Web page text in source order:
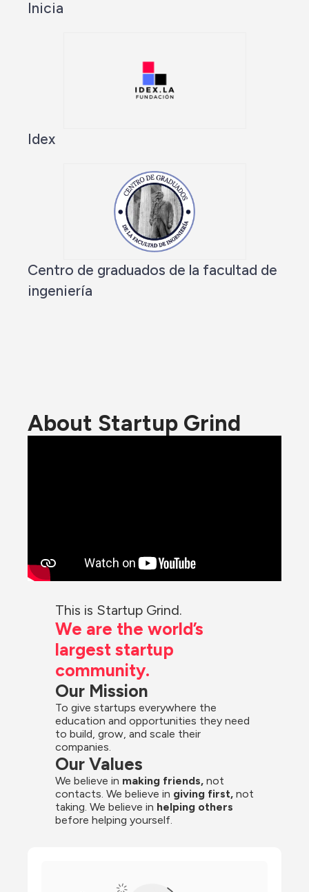
Inicia
Idex
Centro de graduados de la facultad de
ingeniería
About Startup Grind
This is Startup Grind.
We are the world’s
largest startup
community.
Our Mission
To give startups everywhere the
education and opportunities they need
to build, grow, and scale their
companies.
Our Values
We believe in making friends, not
contacts. We believe in giving first, not
taking. We believe in helping others
before helping yourself.